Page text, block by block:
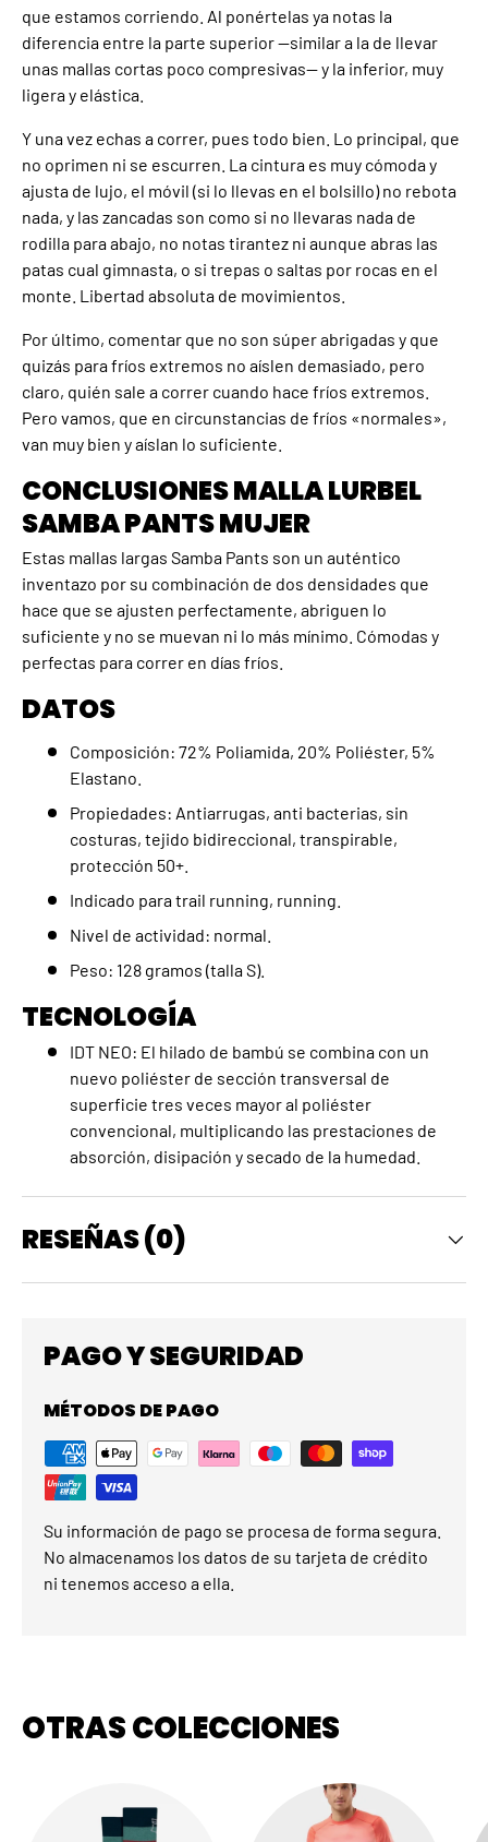
que estamos corriendo. Al ponértelas ya notas la
diferencia entre la parte superior —similar a la de llevar
unas mallas cortas poco compresivas— y la inferior, muy
ligera y elástica.
Y una vez echas a correr, pues todo bien. Lo principal, que
no oprimen ni se escurren. La cintura es muy cómoda y
ajusta de lujo, el móvil (si lo llevas en el bolsillo) no rebota
nada, y las zancadas son como si no llevaras nada de
rodilla para abajo, no notas tirantez ni aunque abras las
patas cual gimnasta, o si trepas o saltas por rocas en el
monte. Libertad absoluta de movimientos.
Por último, comentar que no son súper abrigadas y que
quizás para fríos extremos no aíslen demasiado, pero
claro, quién sale a correr cuando hace fríos extremos.
Pero vamos, que en circunstancias de fríos «normales»,
van muy bien y aíslan lo suficiente.
CONCLUSIONES MALLA LURBEL
SAMBA PANTS MUJER
Estas mallas largas Samba Pants son un auténtico
inventazo por su combinación de dos densidades que
hace que se ajusten perfectamente, abriguen lo
suficiente y no se muevan ni lo más mínimo. Cómodas y
perfectas para correr en días fríos.
DATOS
Composición: 72% Poliamida, 20% Poliéster, 5%
Elastano.
Propiedades: Antiarrugas, anti bacterias, sin
costuras, tejido bidireccional, transpirable,
protección 50+.
Indicado para trail running, running.
Nivel de actividad: normal.
Peso: 128 gramos (talla S).
TECNOLOGÍA
IDT NEO: El hilado de bambú se combina con un
nuevo poliéster de sección transversal de
superficie tres veces mayor al poliéster
convencional, multiplicando las prestaciones de
absorción, disipación y secado de la humedad.
RESEÑAS (0)
PAGO Y SEGURIDAD
MÉTODOS DE PAGO
Su información de pago se procesa de forma segura.
No almacenamos los datos de su tarjeta de crédito
ni tenemos acceso a ella.
OTRAS COLECCIONES